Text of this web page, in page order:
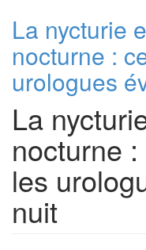
La nycturie
nocturne :
urologues
La
nocturne
les
nuit